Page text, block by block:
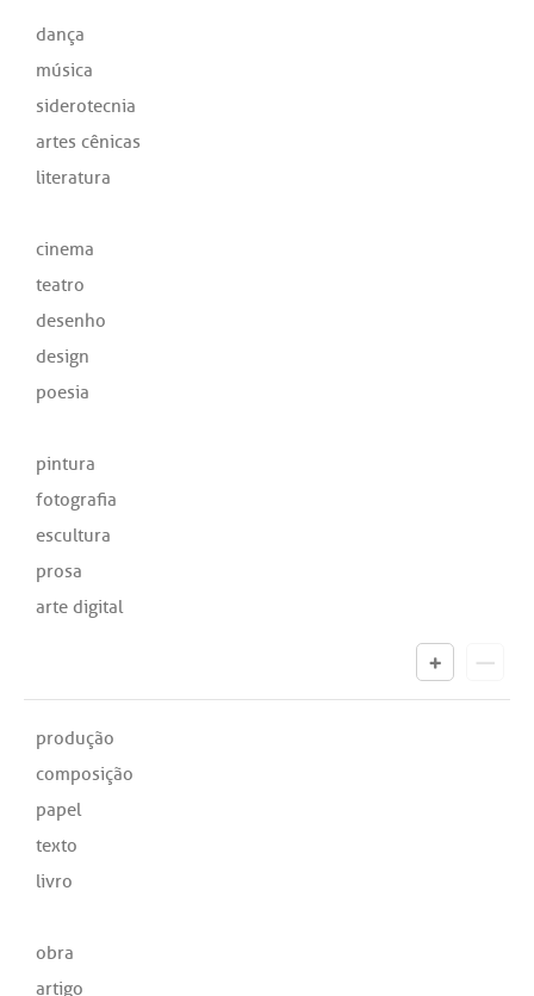
dança
música
siderotecnia
artes cênicas
literatura
cinema
teatro
desenho
design
poesia
pintura
fotografia
escultura
prosa
arte digital
produção
composição
papel
texto
livro
obra
artigo